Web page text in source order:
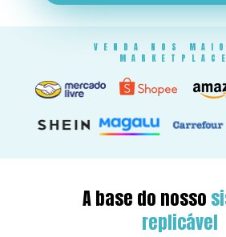
VENDA NOS
A base do nosso
replicável